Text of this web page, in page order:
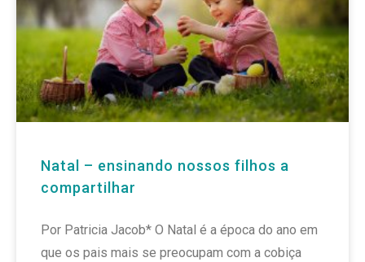
Natal – ensinando nossos filhos a
compartilhar
Por Patricia Jacob* O Natal é a época do ano em
que os pais mais se preocupam com a cobiça